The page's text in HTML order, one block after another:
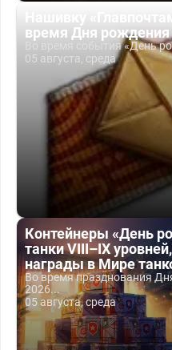
Нашивку
время Дня
Во время события «День
05 августа, среда
Контейнеры «День
танки VIII–IX
награды в Мире
Во время празднования
2026...
05 августа, среда